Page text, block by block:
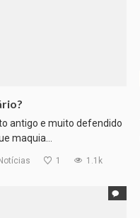
antigo e muito defendido
maquia…
1 1.1k